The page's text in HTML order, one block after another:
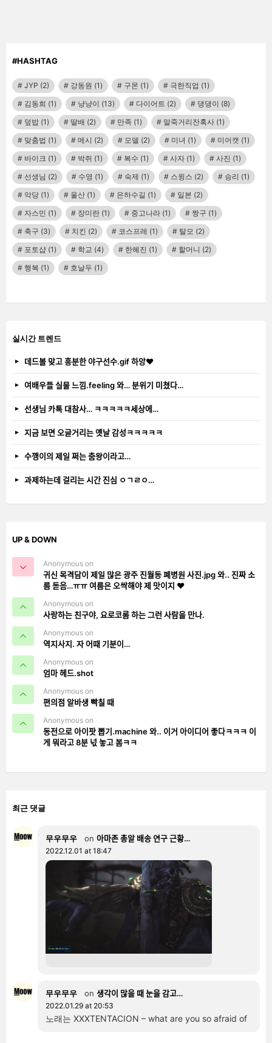
#HASHTAG
JYP (2) 강동원 (1) 구몬 (1) 극한직업 (1)
김동희 (1) 냥냥이 (13) 다이어트 (2) 댕댕이 (8)
덮밥 (1) 딸배 (2) 만족 (1) 말죽거리잔혹사 (1)
맞춤법 (1) 메시 (2) 모델 (2) 미녀 (1) 미어캣 (1)
바이크 (1) 박쥐 (1) 복수 (1) 사자 (1) 사진 (1)
선생님 (2) 수영 (1) 숙제 (1) 스윙스 (2) 승리 (1)
악당 (1) 울산 (1) 은하수길 (1) 일본 (2)
자스민 (1) 장미란 (1) 중고나라 (1) 짱구 (1)
축구 (3) 치킨 (2) 코스프레 (1) 탈모 (2)
포토샵 (1) 학교 (4) 한혜진 (1) 할머니 (2)
행복 (1) 호날두 (1)
실시간 트렌드
데드볼 맞고 흥분한 야구선수.gif 하앙❤️
여배우들 실물 느낌.feeling 와… 분위기 미쳤다…
선생님 카톡 대참사… ㅋㅋㅋㅋㅋ세상에…
지금 보면 오글거리는 옛날 감성ㅋㅋㅋㅋㅋ
수깽이의 제일 쩌는 춤왕이라고…
과제하는데 걸리는 시간 진심 ㅇㄱㄹㅇ…
UP & DOWN
Anonymous on
귀신 목격담이 제일 많은 광주 진월동 폐병원 사진.jpg 와.. 진짜 소
름 돋음…ㅠㅠ 여름은 오싹해야 제 맛이지 ❤️
Anonymous on
사랑하는 친구야, 요로코롬 하는 그런 사람을 만나.
Anonymous on
역지사지. 자 어때 기분이…
Anonymous on
엄마 헤드.shot
Anonymous on
편의점 알바생 빡칠 때
Anonymous on
동전으로 아이팟 뽑기.machine 와.. 이거 아이디어 좋다ㅋㅋㅋ 이
게 뭐라고 8분 넋 놓고 봄ㅋㅋ
최근 댓글
무우무우 on 아마존 총알 배송 연구 근황…
2022.12.01 at 18:47
무우무우 on 생각이 많을 때 눈을 감고…
2022.01.29 at 20:53
노래는 XXXTENTACION – what are you so afraid of